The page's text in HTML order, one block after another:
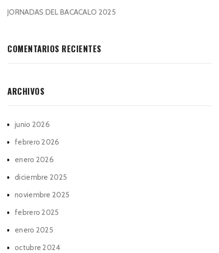
JORNADAS DEL BACACALO 2025
COMENTARIOS RECIENTES
ARCHIVOS
junio 2026
febrero 2026
enero 2026
diciembre 2025
noviembre 2025
febrero 2025
enero 2025
octubre 2024